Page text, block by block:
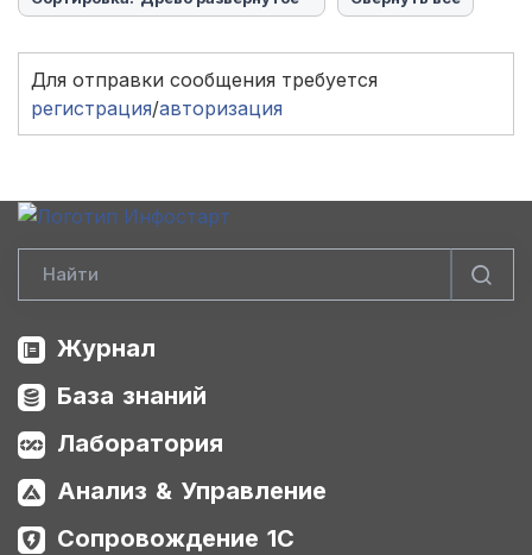
Для отправки сообщения требуется
регистрация/авторизация
Журнал
База знаний
Лаборатория
Анализ & Управление
Сопровождение 1С